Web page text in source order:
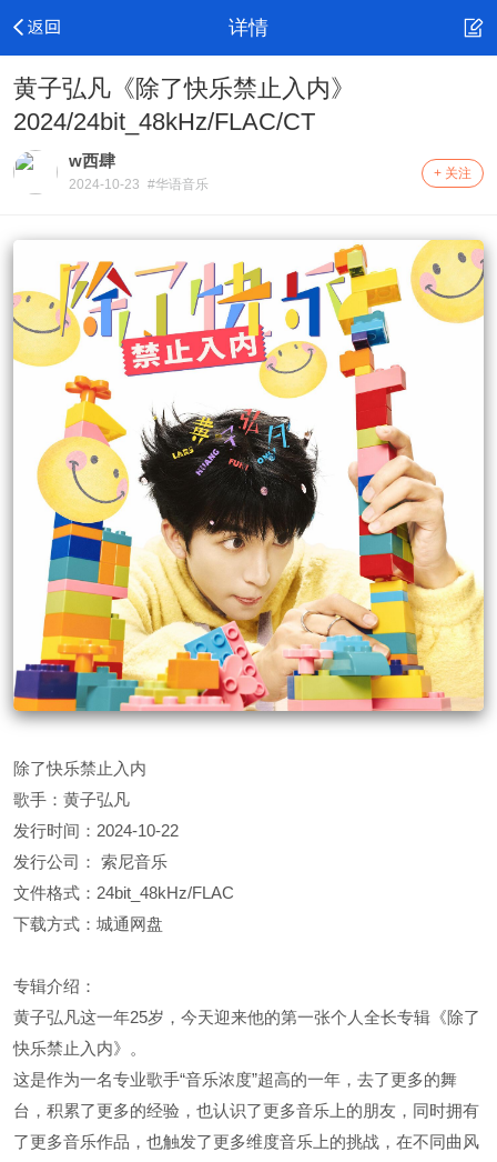
详情
黄子弘凡《除了快乐禁止入内》
2024/24bit_48kHz/FLAC/CT
w西肆
2024-10-23 #华语音乐
+ 关注
除了快乐禁止入内
歌手：黄子弘凡
发行时间：2024-10-22
发行公司： 索尼音乐
文件格式：24bit_48kHz/FLAC
下载方式：城通网盘
专辑介绍：
黄子弘凡这一年25岁，今天迎来他的第一张个人全长专辑《除了
快乐禁止入内》。
这是作为一名专业歌手“音乐浓度”超高的一年，去了更多的舞
台，积累了更多的经验，也认识了更多音乐上的朋友，同时拥有
了更多音乐作品，也触发了更多维度音乐上的挑战，在不同曲风